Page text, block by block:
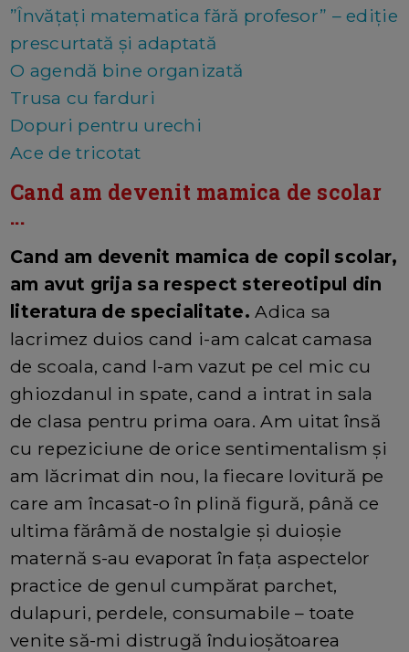
”Învățați matematica fără profesor” – ediție
prescurtată și adaptată
O agendă bine organizată
Trusa cu farduri
Dopuri pentru urechi
Ace de tricotat
Cand am devenit mamica de scolar
...
Cand am devenit mamica de copil scolar,
am avut grija sa respect stereotipul din
literatura de specialitate.Adica sa
lacrimez duios cand i-am calcat camasa
de scoala, cand l-am vazut pe cel mic cu
ghiozdanul in spate, cand a intrat in sala
de clasa pentru prima oara. Am uitat însă
cu repeziciune de orice sentimentalism și
am lăcrimat din nou, la fiecare lovitură pe
care am încasat-o în plină figură, până ce
ultima fărâmă de nostalgie și duioșie
maternă s-au evaporat în fața aspectelor
practice de genul cumpărat parchet,
dulapuri, perdele, consumabile – toate
venite să-mi distrugă înduioșătoarea